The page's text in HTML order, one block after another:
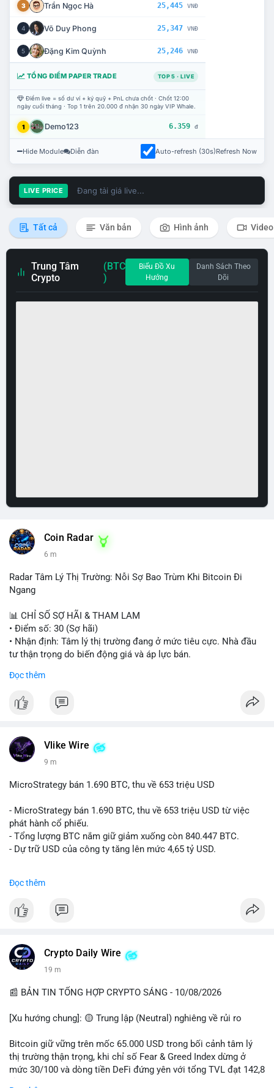
3 Trần Ngọc Hà 25,445 VNĐ
4 Võ Duy Phong 25,347 VNĐ
5 Đặng Kim Quỳnh 25,246 VNĐ
TỔNG ĐIỂM PAPER TRADE TOP 5 · LIVE
Điểm live = số dư ví + ký quỹ + PnL chưa chốt · Chốt 12:00
ngày cuối tháng · Top 1 trên 20.000 đ nhận 30 ngày VIP Whale.
1 Demo123 6.359 đ
Hide Module Diễn đàn Auto-refresh (30s)Refresh Now
LIVE PRICE Đang tải giá live...
Tất cả Văn bản Hình ảnh Video
Trung Tâm
Crypto
(BTC
)
Biểu Đồ Xu
Hướng
Danh Sách Theo
Dõi
Coin Radar
6 m
Radar Tâm Lý Thị Trường: Nỗi Sợ Bao Trùm Khi Bitcoin Đi
Ngang
📊 CHỈ SỐ SỢ HÃI & THAM LAM
• Điểm số: 30 (Sợ hãi)
• Nhận định: Tâm lý thị trường đang ở mức tiêu cực. Nhà đầu
tư thận trọng do biến động giá và áp lực bán.
📈 XU HƯỚNG TÌM KIẾM & THẢO LUẬN
CASHCAT, TUT
• Google Trends Việt Nam: Sông Tô Lịch, Nha khoa Tuyết
Chinh, Thống đốc, Bóng chuyền nữ, Việt Nam vs Malaysia
💬 DÒNG CHẢY TIN TỨC & TRUYỀN THÔNG
âm), trải nghiệm coin rác, và sự nhàm chán của Bitcoin khi đi
ngang.
• Tin tức quốc tế: Hedge funds trên CME chuyển sang vị thế
Long Bitcoin; Standard Chartered dự báo LINK đạt 200 USD
14/08; ra mắt các chiến dịch airdrop và cuộc thi trading.
💡 NHẬN ĐỊNH & KHUYẾN NGHỊ
các quỹ phòng hộ sang vị thế Long là tín hiệu tích cực ngầm,
nhưng biến động ngắn hạn vẫn cao.
• Khuyến nghị: Cẩn trọng với các lệnh Long/Short khi Bitcoin
chưa thoát khỏi vùng giá hiện tại. Theo dõi sát các tin tức về
Đọc thêm
Vlike Wire
9 m
MicroStrategy bán 1.690 BTC, thu về 653 triệu USD
- MicroStrategy bán 1.690 BTC, thu về 653 triệu USD từ việc
phát hành cổ phiếu.
- Tổng lượng BTC nắm giữ giảm xuống còn 840.447 BTC.
- Dự trữ USD của công ty tăng lên mức 4,65 tỷ USD.
📰 Nguồn: CoinDesk
Đọc thêm
Crypto Daily Wire
19 m
📰 BẢN TIN TỔNG HỢP CRYPTO SÁNG - 10/08/2026
[Xu hướng chung]: 🟡 Trung lập (Neutral) nghiêng về rủi ro
Bitcoin giữ vững trên mốc 65.000 USD trong bối cảnh tâm lý
thị trường thận trọng, khi chỉ số Fear & Greed Index dừng ở
mức 30/100 và dòng tiền DeFi đứng yên với tổng TVL đạt 142,8